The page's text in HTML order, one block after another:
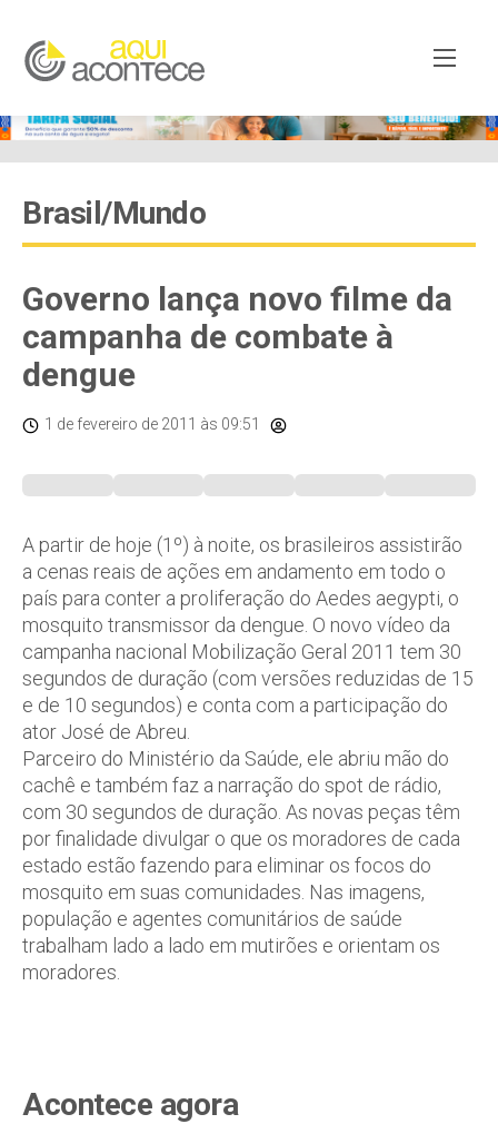
Brasil/Mundo
Governo lança novo filme da
campanha de combate à
dengue
1 de fevereiro de 2011 às 09:51
A partir de hoje (1º) à noite, os brasileiros assistirão
a cenas reais de ações em andamento em todo o
país para conter a proliferação do Aedes aegypti, o
mosquito transmissor da dengue. O novo vídeo da
campanha nacional Mobilização Geral 2011 tem 30
segundos de duração (com versões reduzidas de 15
e de 10 segundos) e conta com a participação do
ator José de Abreu.
Parceiro do Ministério da Saúde, ele abriu mão do
cachê e também faz a narração do spot de rádio,
com 30 segundos de duração. As novas peças têm
por finalidade divulgar o que os moradores de cada
estado estão fazendo para eliminar os focos do
mosquito em suas comunidades. Nas imagens,
população e agentes comunitários de saúde
trabalham lado a lado em mutirões e orientam os
moradores.
Acontece agora